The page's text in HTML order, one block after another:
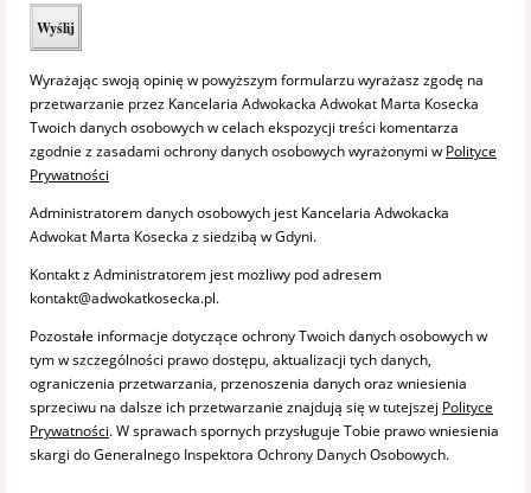
Wyrażając swoją opinię w powyższym formularzu wyrażasz zgodę na
przetwarzanie przez Kancelaria Adwokacka Adwokat Marta Kosecka
Twoich danych osobowych w celach ekspozycji treści komentarza
zgodnie z zasadami ochrony danych osobowych wyrażonymi w Polityce
Prywatności
Administratorem danych osobowych jest Kancelaria Adwokacka
Adwokat Marta Kosecka z siedzibą w Gdyni.
Kontakt z Administratorem jest możliwy pod adresem
kontakt@adwokatkosecka.pl.
Pozostałe informacje dotyczące ochrony Twoich danych osobowych w
tym w szczególności prawo dostępu, aktualizacji tych danych,
ograniczenia przetwarzania, przenoszenia danych oraz wniesienia
sprzeciwu na dalsze ich przetwarzanie znajdują się w tutejszej Polityce
Prywatności. W sprawach spornych przysługuje Tobie prawo wniesienia
skargi do Generalnego Inspektora Ochrony Danych Osobowych.